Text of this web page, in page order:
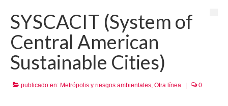
SYSCACIT (System of
Central American
Sustainable Cities)
publicado en: Metrópolis y riesgos ambientales, Otra línea 0